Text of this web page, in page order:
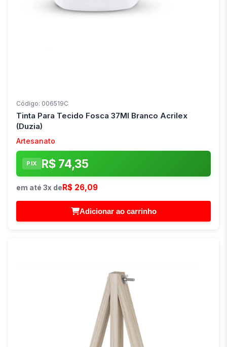
Código: 006519C
Tinta Para Tecido Fosca 37Ml Branco Acrilex
(Duzia)
Artesanato
PIX R$ 74,35
em até 3x deR$ 26,09
Adicionar ao carrinho